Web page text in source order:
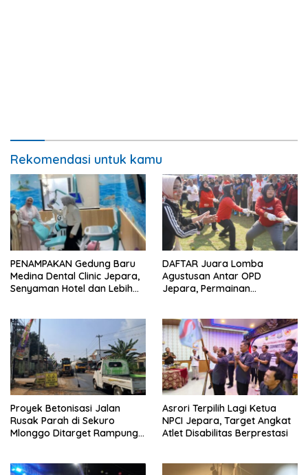
Rekomendasi untuk kamu
PENAMPAKAN Gedung Baru
Medina Dental Clinic Jepara,
Senyaman Hotel dan Lebih
DAFTAR Juara Lomba
Agustusan Antar OPD
Jepara, Permainan
Proyek Betonisasi Jalan
Rusak Parah di Sekuro
Mlonggo Ditarget Rampung
Asrori Terpilih Lagi Ketua
NPCI Jepara, Target Angkat
Atlet Disabilitas Berprestasi